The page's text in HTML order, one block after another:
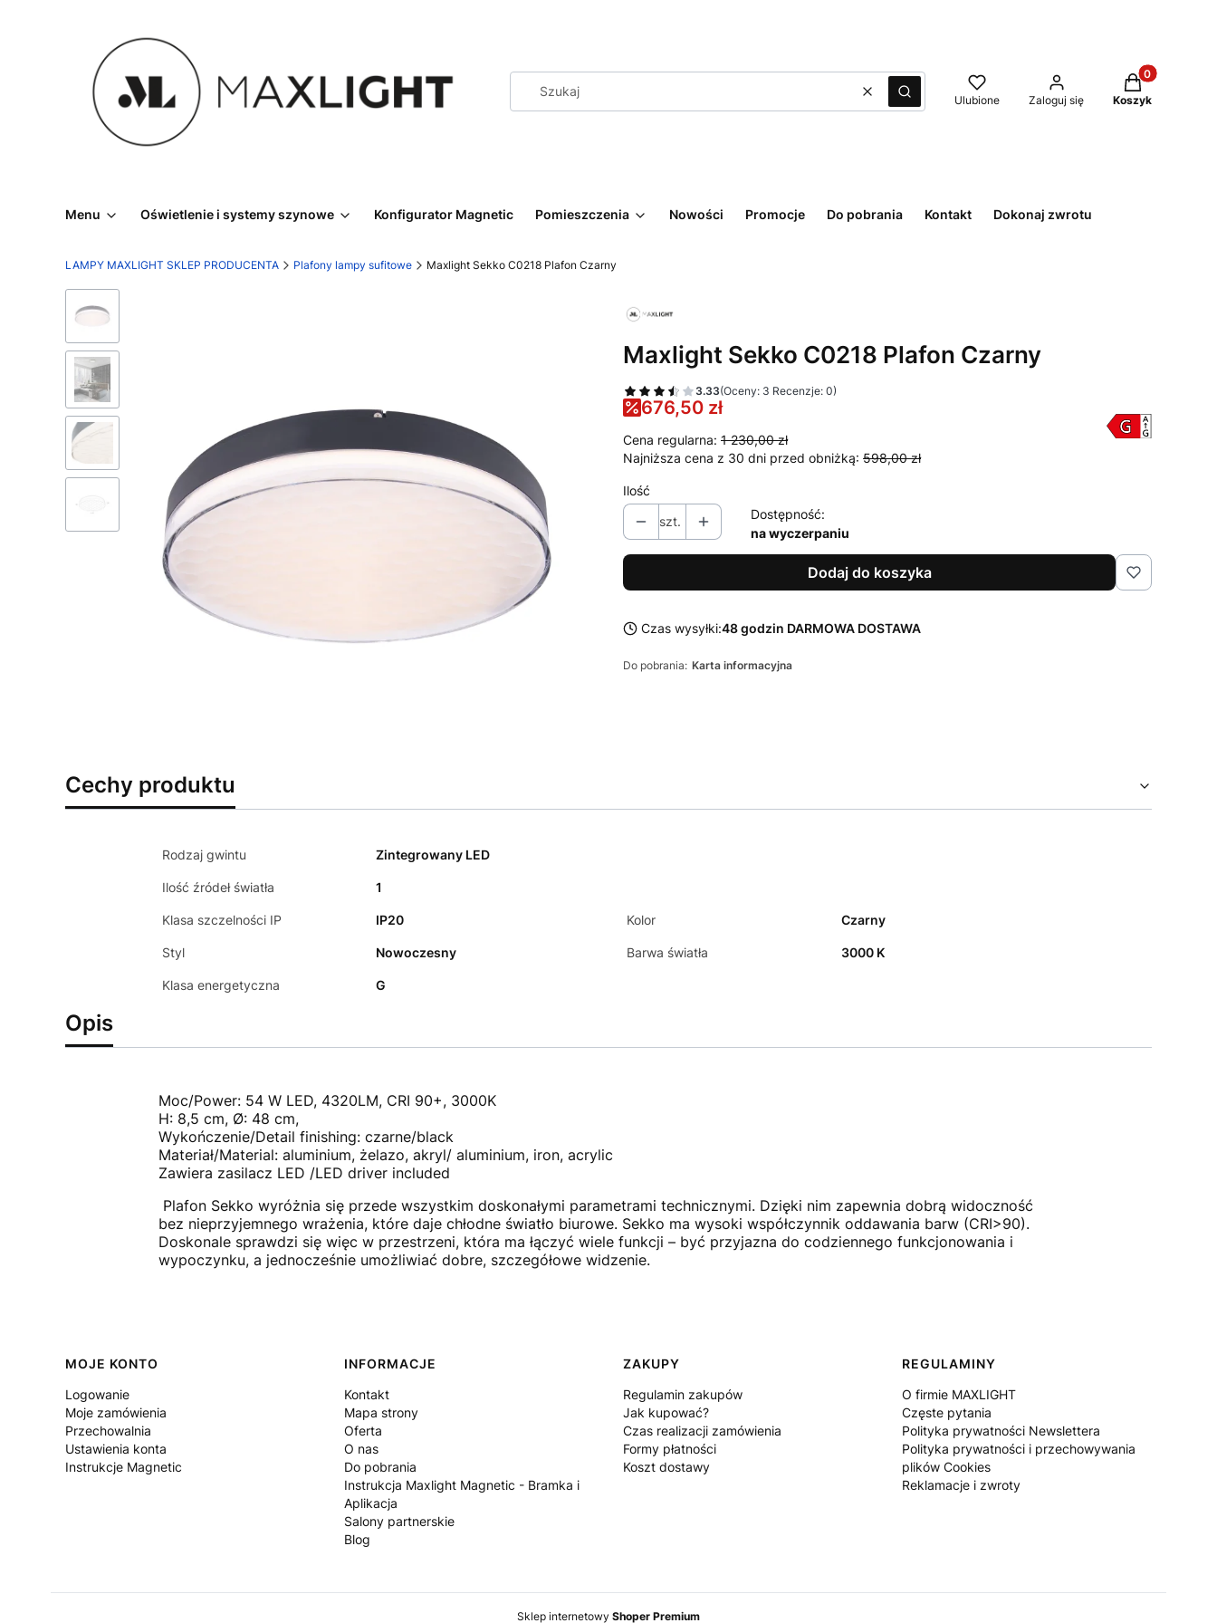
WyczyśćSzukaj Ulubione Zaloguj się
Produkty w
Koszyk
Menu Oświetlenie i systemy szynowe Konfigurator Magnetic Pomieszczenia Nowości Promocje Do pobrania Kontakt Dokonaj zwrotu
LAMPY MAXLIGHT SKLEP PRODUCENTA Plafony lampy sufitowe Maxlight Sekko C0218 Plafon Czarny
Maxlight Sekko C0218 Plafon Czarny
3.33(Oceny: 3 Recenzje: 0)
676,50 zł
Cena regularna: 1 230,00 zł
Najniższa cena z 30 dni przed obniżką: 598,00 zł
Ilość
szt.
Dostępność:
na wyczerpaniu
Dodaj do koszyka
Czas wysyłki:48 godzin DARMOWA DOSTAWA
Do pobrania: Karta informacyjna
Cechy produktu
Rodzaj gwintu Zintegrowany LED
Ilość źródeł światła 1
Klasa szczelności IP IP20 Kolor Czarny
Styl Nowoczesny Barwa światła 3000 K
Klasa energetyczna G
Opis
Moc/Power: 54 W LED, 4320LM, CRI 90+, 3000K
H: 8,5 cm, Ø: 48 cm,
Wykończenie/Detail finishing: czarne/black
Materiał/Material: aluminium, żelazo, akryl/ aluminium, iron, acrylic
Zawiera zasilacz LED /LED driver included
Plafon Sekko wyróżnia się przede wszystkim doskonałymi parametrami technicznymi. Dzięki nim zapewnia dobrą widoczność
bez nieprzyjemnego wrażenia, które daje chłodne światło biurowe. Sekko ma wysoki współczynnik oddawania barw (CRI>90).
Doskonale sprawdzi się więc w przestrzeni, która ma łączyć wiele funkcji – być przyjazna do codziennego funkcjonowania i
wypoczynku, a jednocześnie umożliwiać dobre, szczegółowe widzenie.
Linki w stopce
MOJE KONTO
Logowanie
Moje zamówienia
Przechowalnia
Ustawienia konta
Instrukcje Magnetic
INFORMACJE
Kontakt
Mapa strony
Oferta
O nas
Do pobrania
Instrukcja Maxlight Magnetic - Bramka i
Aplikacja
Salony partnerskie
Blog
ZAKUPY
Regulamin zakupów
Jak kupować?
Czas realizacji zamówienia
Formy płatności
Koszt dostawy
REGULAMINY
O firmie MAXLIGHT
Częste pytania
Polityka prywatności Newslettera
Polityka prywatności i przechowywania
plików Cookies
Reklamacje i zwroty
Sklep internetowy Shoper Premium